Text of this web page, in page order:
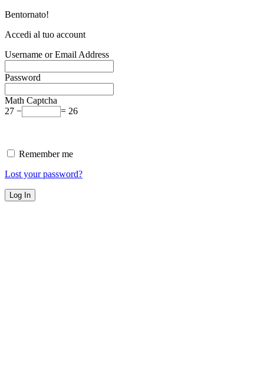
Bentornato!
Accedi al tuo account
Username or Email Address
Password
Math Captcha
27 −
= 26
Remember me
Lost your password?